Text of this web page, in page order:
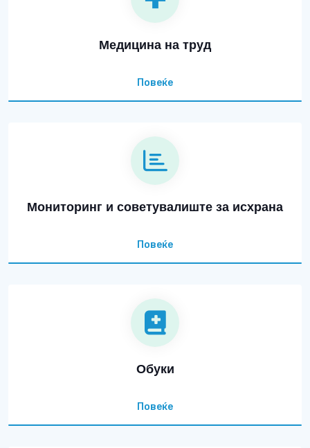
Медицина на труд
Повеќе
Мониторинг и советувалиште за исхрана
Повеќе
Обуки
Повеќе